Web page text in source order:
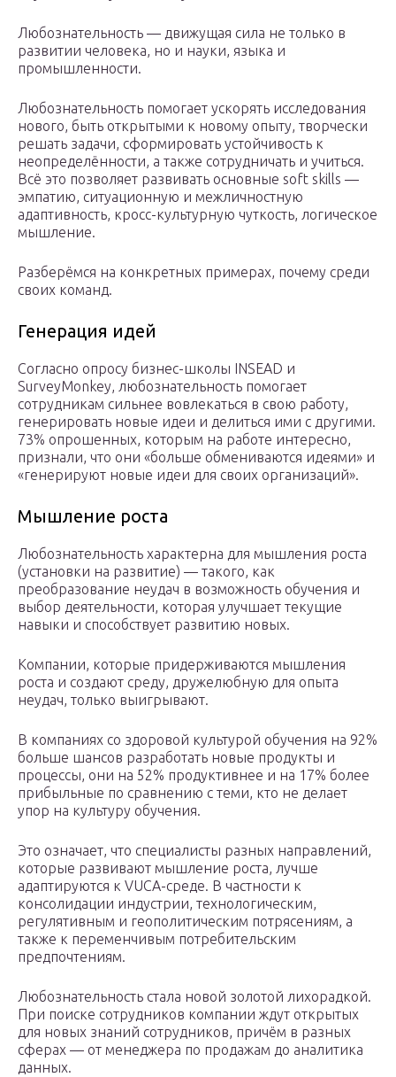
Любознательность — движущая сила не только в
развитии человека, но и науки, языка и
промышленности.
Любознательность помогает ускорять исследования
нового, быть открытыми к новому опыту, творчески
решать задачи, сформировать устойчивость к
неопределённости, а также сотрудничать и учиться.
Всё это позволяет развивать основные soft skills —
эмпатию, ситуационную и межличностную
адаптивность, кросс-культурную чуткость, логическое
мышление.
Разберёмся на конкретных примерах, почему среди
своих команд.
Генерация идей
Согласно опросу бизнес-школы INSEAD и
SurveyMonkey, любознательность помогает
сотрудникам сильнее вовлекаться в свою работу,
генерировать новые идеи и делиться ими с другими.
73% опрошенных, которым на работе интересно,
признали, что они «больше обмениваются идеями» и
«генерируют новые идеи для своих организаций».
Мышление роста
Любознательность характерна для мышления роста
(установки на развитие) — такого, как
преобразование неудач в возможность обучения и
выбор деятельности, которая улучшает текущие
навыки и способствует развитию новых.
Компании, которые придерживаются мышления
роста и создают среду, дружелюбную для опыта
неудач, только выигрывают.
В компаниях со здоровой культурой обучения на 92%
больше шансов разработать новые продукты и
процессы, они на 52% продуктивнее и на 17% более
прибыльные по сравнению с теми, кто не делает
упор на культуру обучения.
Это означает, что специалисты разных направлений,
которые развивают мышление роста, лучше
адаптируются к VUCA-среде. В частности к
консолидации индустрии, технологическим,
регулятивным и геополитическим потрясениям, а
также к переменчивым потребительским
предпочтениям.
Любознательность стала новой золотой лихорадкой.
При поиске сотрудников компании ждут открытых
для новых знаний сотрудников, причём в разных
сферах — от менеджера по продажам до аналитика
данных.